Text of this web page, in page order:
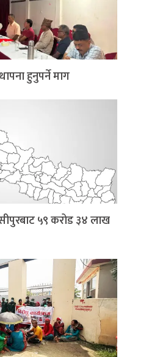
हुनुपर्ने माग
५९ करोड ३४ लाख